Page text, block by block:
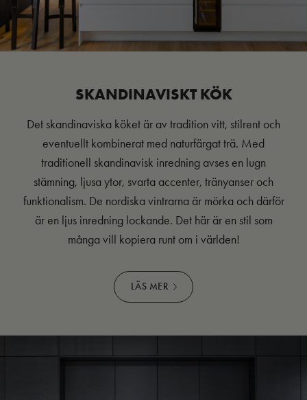
SKANDINAVISKT KÖK
Det skandinaviska köket är av tradition vitt, stilrent och
eventuellt kombinerat med naturfärgat trä. Med
traditionell skandinavisk inredning avses en lugn
stämning, ljusa ytor, svarta accenter, tränyanser och
funktionalism. De nordiska vintrarna är mörka och därför
är en ljus inredning lockande. Det här är en stil som
många vill kopiera runt om i världen!
LÄS MER